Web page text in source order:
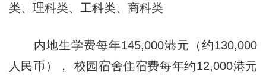
类、理科类、工科类、商科类
内地生学费每年145,000港元（约130,000
人民币）， 校园宿舍住宿费每年约12,000港元